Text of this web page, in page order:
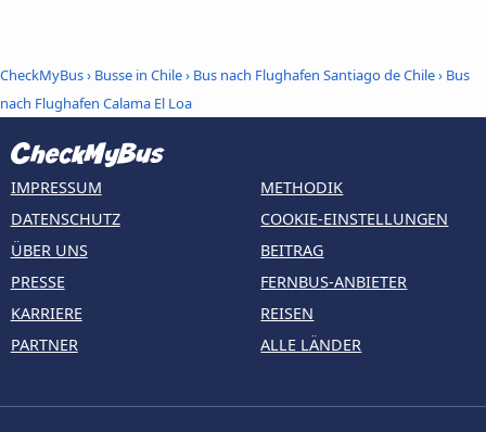
CheckMyBus› Busse in Chile› Bus nach Flughafen Santiago de Chile› Bus
nach Flughafen Calama El Loa
IMPRESSUM
DATENSCHUTZ
ÜBER UNS
PRESSE
KARRIERE
PARTNER
METHODIK
COOKIE-EINSTELLUNGEN
BEITRAG
FERNBUS-ANBIETER
REISEN
ALLE LÄNDER